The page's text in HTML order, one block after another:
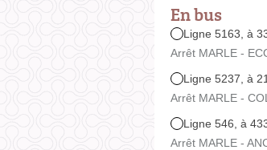
En bus
Ligne 5163, à
Arrêt MARLE -
Ligne 5237, à
Arrêt MARLE -
Ligne 546, à
Arrêt MARLE -